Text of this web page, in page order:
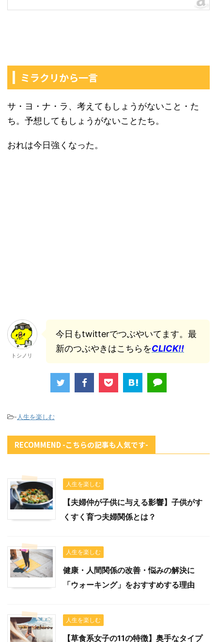
ミラクリから一言
サ・ヨ・ナ・ラ、考えてもしょうがないこと・た
ち。予想してもしょうがないことたち。
おれは今日強くなった。
トシノリ
今日もtwitterでつぶやいてます。最
新のつぶやきはこちらをCLICK!!
- 人生を楽しむ
RECOMMEND -こちらの記事も人気です-
人生を楽しむ
【夫婦仲が子供に与える影響】子供がす
くすく育つ夫婦関係とは？
人生を楽しむ
健康・人間関係の改善・悩みの解決に
「ウォーキング」をおすすめする理由
人生を楽しむ
【草食系女子の11の特徴】奥手なタイプ